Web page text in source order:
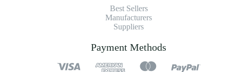
Best Sellers
Manufacturers
Suppliers
Payment Methods